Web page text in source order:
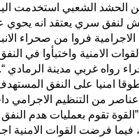
الحشد الشعبي استخدمت
لنفق سري يعتقد انه يحوي
فروا من صحراء
الامنية واختبأوا في
رواه غربي مدينة الرمادي “.
امنيا على النفق
من التنظيم الاجرامي
تقوم بعمليات هدم
فرضت القوات الامنية